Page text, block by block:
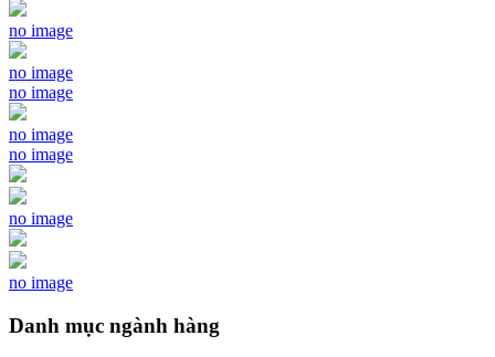
no image
no image
no image
no image
no image
no image
no image
Danh mục ngành hàng